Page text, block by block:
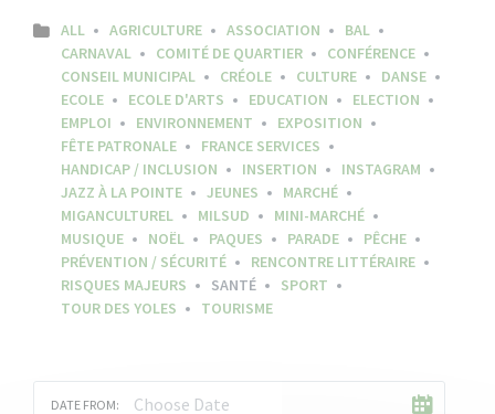
ALL AGRICULTURE ASSOCIATION
BAL
CARNAVAL
COMITÉ DE QUARTIER
CONFÉRENCE
CONSEIL MUNICIPAL
CRÉOLE CULTURE
DANSE
ECOLE
ECOLE D'ARTS EDUCATION
ELECTION
EMPLOI
ENVIRONNEMENT
EXPOSITION
FÊTE PATRONALE
FRANCE SERVICES
HANDICAP / INCLUSION
INSERTION
INSTAGRAM
JAZZ À LA POINTE
JEUNES
MARCHÉ
MIGANCULTUREL
MILSUD
MINI-MARCHÉ
MUSIQUE
NOËL PAQUES PARADE
PÊCHE
PRÉVENTION / SÉCURITÉ
RENCONTRE LITTÉRAIRE
RISQUES MAJEURS
SANTÉ
SPORT
TOUR DES YOLES
TOURISME
DATE FROM: